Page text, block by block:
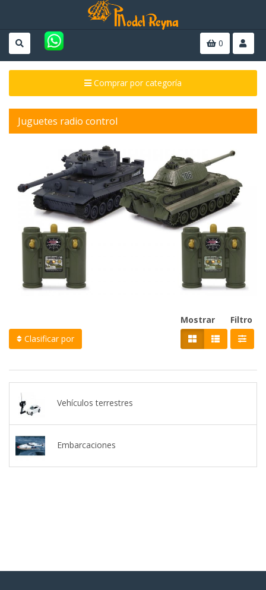
0
Comprar por categoría
Juguetes radio control
Clasificar por
Filtro
Mostrar
Vehículos terrestres
Embarcaciones